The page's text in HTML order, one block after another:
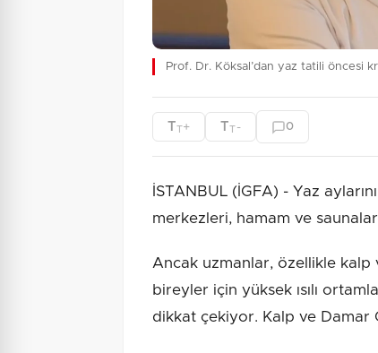
Prof. Dr. Köksal’dan yaz tatili öncesi
TT+ TT - 0
İSTANBUL (İGFA) - Yaz
merkezleri, hamam ve
Ancak uzmanlar, özellikle kalp
bireyler için yüksek ısılı
dikkat çekiyor. Kalp ve Damar